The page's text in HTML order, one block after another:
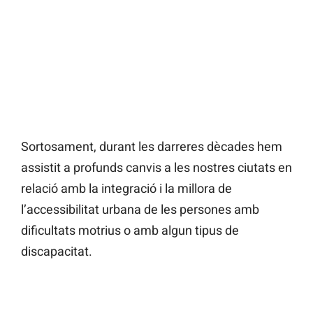
Sortosament, durant les darreres dècades hem
assistit a profunds canvis a les nostres ciutats en
relació amb la integració i la millora de
l’accessibilitat urbana de les persones amb
dificultats motrius o amb algun tipus de
discapacitat.